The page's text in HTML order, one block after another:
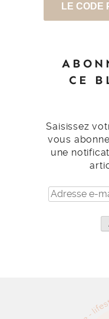
LE CODE
CE
Saisissez
vous
une
Adresse
e-